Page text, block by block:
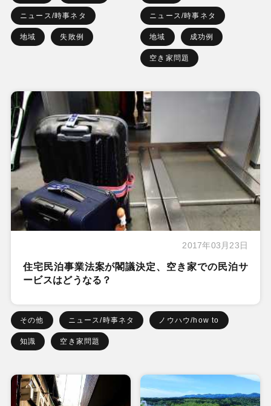
ニュース/時事ネタ
地域 失敗例
ニュース/時事ネタ
地域 成功例
空き家問題
2017年03月23日
住宅民泊事業法案が閣議決定、空き家での民泊サ
ービスはどうなる？
その他 ニュース/時事ネタ ノウハウ/how to
知識 空き家問題